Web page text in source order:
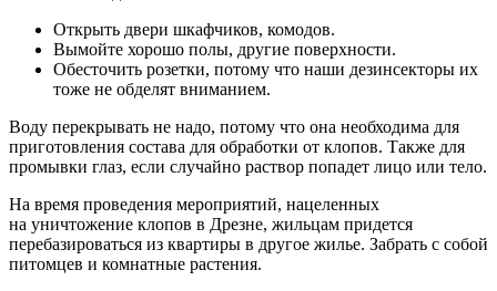
Открыть двери шкафчиков, комодов.
Вымойте хорошо полы, другие поверхности.
Обесточить розетки, потому что наши дезинсекторы их
тоже не обделят вниманием.
Воду перекрывать не надо, потому что она необходима для
приготовления состава для обработки от клопов. Также для
промывки глаз, если случайно раствор попадет лицо или тело.
На время проведения мероприятий, нацеленных
на уничтожение клопов в Дрезне, жильцам придется
перебазироваться из квартиры в другое жилье. Забрать с собой
питомцев и комнатные растения.